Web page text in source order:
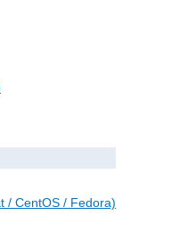
/ CentOS / Fedora)